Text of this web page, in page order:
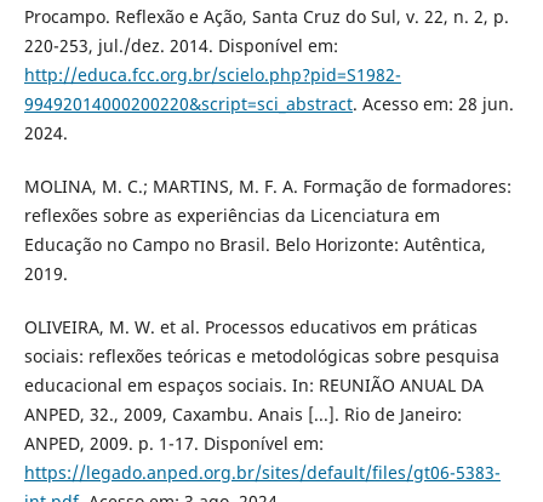
Procampo. Reflexão e Ação, Santa Cruz do Sul, v. 22, n. 2, p.
220-253, jul./dez. 2014. Disponível em:
http://educa.fcc.org.br/scielo.php?pid=S1982-
99492014000200220&script=sci_abstract. Acesso em: 28 jun.
2024.
MOLINA, M. C.; MARTINS, M. F. A. Formação de formadores:
reflexões sobre as experiências da Licenciatura em
Educação no Campo no Brasil. Belo Horizonte: Autêntica,
2019.
OLIVEIRA, M. W. et al. Processos educativos em práticas
sociais: reflexões teóricas e metodológicas sobre pesquisa
educacional em espaços sociais. In: REUNIÃO ANUAL DA
ANPED, 32., 2009, Caxambu. Anais [...]. Rio de Janeiro:
ANPED, 2009. p. 1-17. Disponível em:
https://legado.anped.org.br/sites/default/files/gt06-5383-